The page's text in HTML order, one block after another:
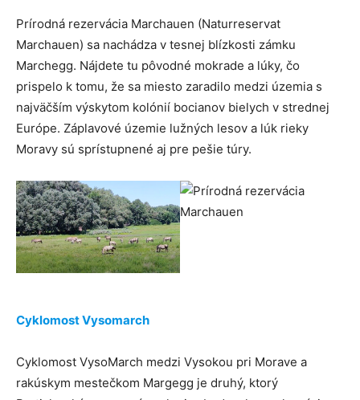
Prírodná rezervácia Marchauen (Naturreservat
Marchauen) sa nachádza v tesnej blízkosti zámku
Marchegg. Nájdete tu pôvodné mokrade a lúky, čo
prispelo k tomu, že sa miesto zaradilo medzi územia s
najväčším výskytom kolónií bocianov bielych v strednej
Európe. Záplavové územie lužných lesov a lúk rieky
Moravy sú sprístupnené aj pre pešie túry.
Cyklomost Vysomarch
Cyklomost VysoMarch medzi Vysokou pri Morave a
rakúskym mestečkom Margegg je druhý, ktorý